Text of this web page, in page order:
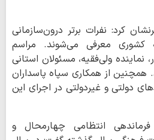
کرد: نفرات برتر درون‌سازمانی
کشوری معرفی می‌شوند. مراسم
نماینده ولی‌فقیه، مسئولان استانی
همچنین از همکاری سپاه پاسداران
دولتی و غیردولتی در اجرای این
انتظامی چهارمحال و